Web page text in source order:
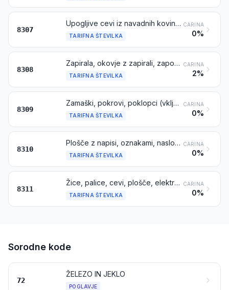
8307
Upogljive cevi iz navadnih kovin, s priborom ali brez njega
TARIFNA ŠTEVILKA
CARINA
0%
8308
Zapirala, okovje z zapirali, zaponke, zapirala z zaponkami, kaveljčki, zanke, očesca in podobno iz navadnih kovin, za obleko ali oblačilne dodatke, obutev, nakit, ročne ure, knjige, platnene strehe, usnjene izdelke, potovalne predmete ali sedlarske izdelke ali za druge gotove izdelke; cevaste ali razcepne kovice iz navadnih kovin; biseri in bleščice iz navadnih kovin
TARIFNA ŠTEVILKA
CARINA
2%
8309
Zamaški, pokrovi, poklopci (vključno kronski zamaški, navojni zamaški in zamaški, skozi katere se izliva), tulci (kapice) za steklenice, pokrovčki iz pločevine z navojem ali brez, zalivke in drug pribor za pakiranje, iz navadnih kovin
TARIFNA ŠTEVILKA
CARINA
0%
8310
Plošče z napisi, oznakami, naslovi in podobne plošče, številke, črke in drugi znaki iz navadnih kovin, razen tistih iz tarifne številke 9405
TARIFNA ŠTEVILKA
CARINA
0%
8311
Žice, palice, cevi, plošče, elektrode in podobni izdelki, iz navadnih kovin ali kovinskih karbidov, obloženi ali izpolnjeni s talili, ki se uporabljajo za mehko spajkanje, trdo spajkanje, varjenje ali nanašanje kovine ali kovinskega karbida; žice in palice, aglomerirane iz prahu navadnih kovin, za metalizacijo z brizganjem
TARIFNA ŠTEVILKA
CARINA
0%
Sorodne kode
72
ŽELEZO IN JEKLO
POGLAVJE